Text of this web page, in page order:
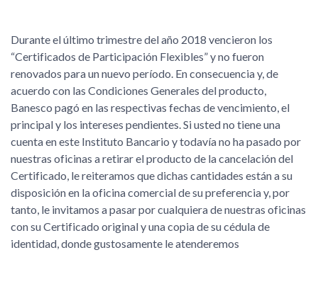
Durante el último trimestre del año 2018 vencieron los
“Certificados de Participación Flexibles” y no fueron
renovados para un nuevo período. En consecuencia y, de
acuerdo con las Condiciones Generales del producto,
Banesco pagó en las respectivas fechas de vencimiento, el
principal y los intereses pendientes. Si usted no tiene una
cuenta en este Instituto Bancario y todavía no ha pasado por
nuestras oficinas a retirar el producto de la cancelación del
Certificado, le reiteramos que dichas cantidades están a su
disposición en la oficina comercial de su preferencia y, por
tanto, le invitamos a pasar por cualquiera de nuestras oficinas
con su Certificado original y una copia de su cédula de
identidad, donde gustosamente le atenderemos